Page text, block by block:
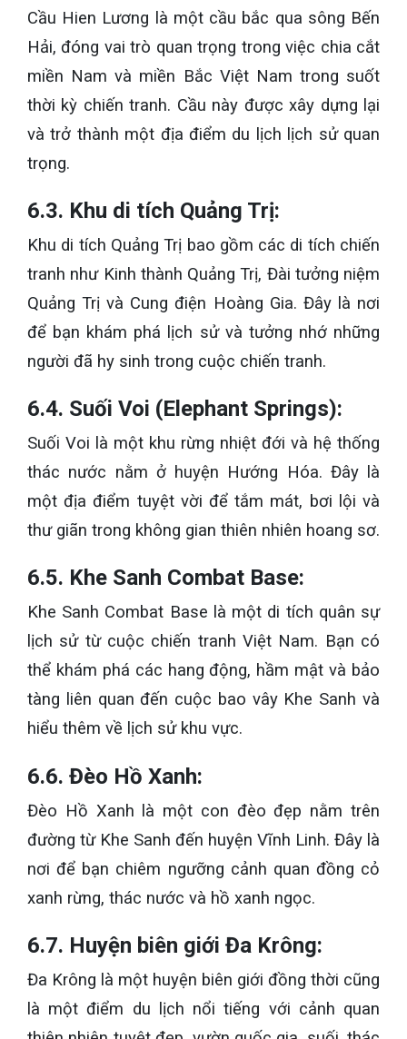
Cầu Hien Lương là một cầu bắc qua sông Bến
Hải, đóng vai trò quan trọng trong việc chia cắt
miền Nam và miền Bắc Việt Nam trong suốt
thời kỳ chiến tranh. Cầu này được xây dựng lại
và trở thành một địa điểm du lịch lịch sử quan
trọng.
6.3. Khu di tích Quảng Trị:
Khu di tích Quảng Trị bao gồm các di tích chiến
tranh như Kinh thành Quảng Trị, Đài tưởng niệm
Quảng Trị và Cung điện Hoàng Gia. Đây là nơi
để bạn khám phá lịch sử và tưởng nhớ những
người đã hy sinh trong cuộc chiến tranh.
6.4. Suối Voi (Elephant Springs):
Suối Voi là một khu rừng nhiệt đới và hệ thống
thác nước nằm ở huyện Hướng Hóa. Đây là
một địa điểm tuyệt vời để tắm mát, bơi lội và
thư giãn trong không gian thiên nhiên hoang sơ.
6.5. Khe Sanh Combat Base:
Khe Sanh Combat Base là một di tích quân sự
lịch sử từ cuộc chiến tranh Việt Nam. Bạn có
thể khám phá các hang động, hầm mật và bảo
tàng liên quan đến cuộc bao vây Khe Sanh và
hiểu thêm về lịch sử khu vực.
6.6. Đèo Hồ Xanh:
Đèo Hồ Xanh là một con đèo đẹp nằm trên
đường từ Khe Sanh đến huyện Vĩnh Linh. Đây là
nơi để bạn chiêm ngưỡng cảnh quan đồng cỏ
xanh rừng, thác nước và hồ xanh ngọc.
6.7. Huyện biên giới Đa Krông:
Đa Krông là một huyện biên giới đồng thời cũng
là một điểm du lịch nổi tiếng với cảnh quan